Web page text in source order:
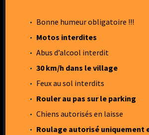
Bonne humeur obligatoire !!!
Motos interdites
Abus d’alcool interdit
30 km/h dans le village
Feux au sol interdits
Rouler au pas sur le parking
Chiens autorisés en laisse
Roulage autorisé uniquement